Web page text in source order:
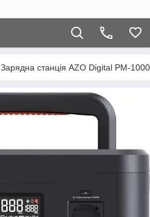
Зарядна станція AZO Digital PM-